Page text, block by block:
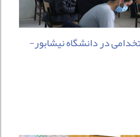
در دانشگاه نیشابور-